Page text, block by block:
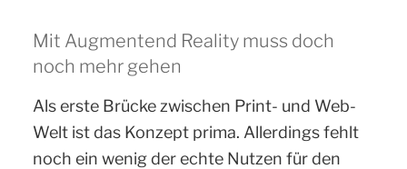
Mit Augmentend Reality muss doch
noch mehr gehen
Als erste Brücke zwischen Print- und Web-
Welt ist das Konzept prima. Allerdings fehlt
noch ein wenig der echte Nutzen für den